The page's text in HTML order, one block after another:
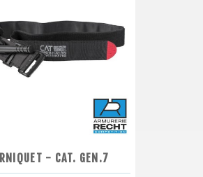
- CAT. GEN.7